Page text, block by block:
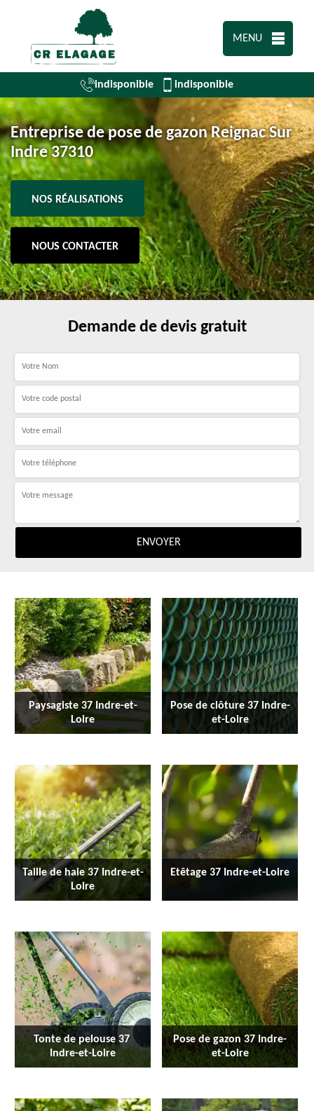
MENU
indisponible indisponible
Entreprise de pose de gazon Reignac Sur
Indre 37310
NOS RÉALISATIONS
NOUS CONTACTER
Demande de devis gratuit
Paysagiste 37 Indre-et-
Loire
Pose de clôture 37 Indre-
et-Loire
Taille de haie 37 Indre-et-
Loire
Etêtage 37 Indre-et-Loire
Tonte de pelouse 37
Indre-et-Loire
Pose de gazon 37 Indre-
et-Loire